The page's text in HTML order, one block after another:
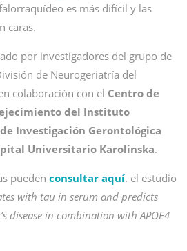
es más difícil y las
caras.
por investigadores del grupo de
de Neurogeriatría del
colaboración con el Centro de
del Instituto
Investigación Gerontológica
Universitario Karolinska.
pueden consultar aquí. el estudio
with tau in serum and predicts
disease in combination with APOE4